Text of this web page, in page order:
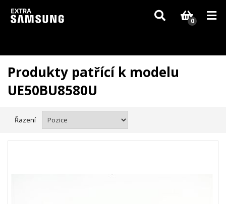
Vzhledem k aktuální situaci se může dodání dílů, které nejsou skladem,
zpozdit. Děkujeme za pochopení.
0
Produkty patřící k modelu
UE50BU8580U
Řazení